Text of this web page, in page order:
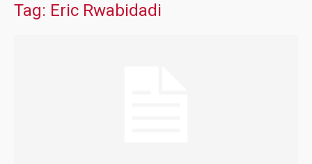
Tag: Eric Rwabidadi